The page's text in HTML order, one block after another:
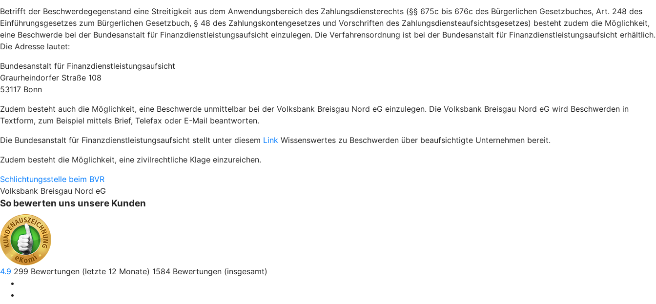
Betrifft der Beschwerdegegenstand eine Streitigkeit aus dem Anwendungsbereich des Zahlungsdiensterechts (§§ 675c bis 676c des Bürgerlichen Gesetzbuches, Art. 248 des
Einführungsgesetzes zum Bürgerlichen Gesetzbuch, § 48 des Zahlungskontengesetzes und Vorschriften des Zahlungsdiensteaufsichtsgesetzes) besteht zudem die Möglichkeit,
eine Beschwerde bei der Bundesanstalt für Finanzdienstleistungsaufsicht einzulegen. Die Verfahrensordnung ist bei der Bundesanstalt für Finanzdienstleistungsaufsicht erhältlich.
Die Adresse lautet:
Bundesanstalt für Finanzdienstleistungsaufsicht
Graurheindorfer Straße 108
53117 Bonn
Zudem besteht auch die Möglichkeit, eine Beschwerde unmittelbar bei der Volksbank Breisgau Nord eG einzulegen. Die Volksbank Breisgau Nord eG wird Beschwerden in
Textform, zum Beispiel mittels Brief, Telefax oder E-Mail beantworten.
Die Bundesanstalt für Finanzdienstleistungsaufsicht stellt unter diesem Link Wissenswertes zu Beschwerden über beaufsichtigte Unternehmen bereit.
Zudem besteht die Möglichkeit, eine zivilrechtliche Klage einzureichen.
Schlichtungsstelle beim BVR
Volksbank Breisgau Nord eG
So bewerten uns unsere Kunden
4.9 299 Bewertungen (letzte 12 Monate) 1584 Bewertungen (insgesamt)